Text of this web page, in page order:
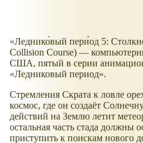
«Леднико́вый пери́од 5:
Collision Course) —
США, пятый в серии
«Ледниковый период».
Стремления Скрата к ловле
космос, где он создаёт
действий на Землю летит
остальная часть стада должны
приступить к поискам нового